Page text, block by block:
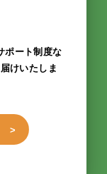
ポート制度な
けいたしま